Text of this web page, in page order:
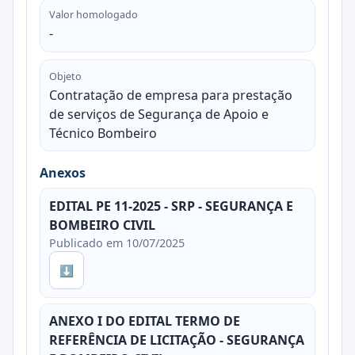
Valor homologado
-
Objeto
Contratação de empresa para prestação
de serviços de Segurança de Apoio e
Técnico Bombeiro
Anexos
EDITAL PE 11-2025 - SRP - SEGURANÇA E
BOMBEIRO CIVIL
Publicado em 10/07/2025
⬇
ANEXO I DO EDITAL TERMO DE
REFERÊNCIA DE LICITAÇÃO - SEGURANÇA